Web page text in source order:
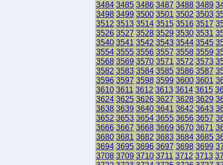
3484 3485 3486 3487 3488 3489
3498 3499 3500 3501 3502 3503
3512 3513 3514 3515 3516 3517
3526 3527 3528 3529 3530 3531
3540 3541 3542 3543 3544 3545
3554 3555 3556 3557 3558 3559
3568 3569 3570 3571 3572 3573
3582 3583 3584 3585 3586 3587
3596 3597 3598 3599 3600 3601
3610 3611 3612 3613 3614 3615
3624 3625 3626 3627 3628 3629
3638 3639 3640 3641 3642 3643
3652 3653 3654 3655 3656 3657
3666 3667 3668 3669 3670 3671
3680 3681 3682 3683 3684 3685
3694 3695 3696 3697 3698 3699
3708 3709 3710 3711 3712 3713